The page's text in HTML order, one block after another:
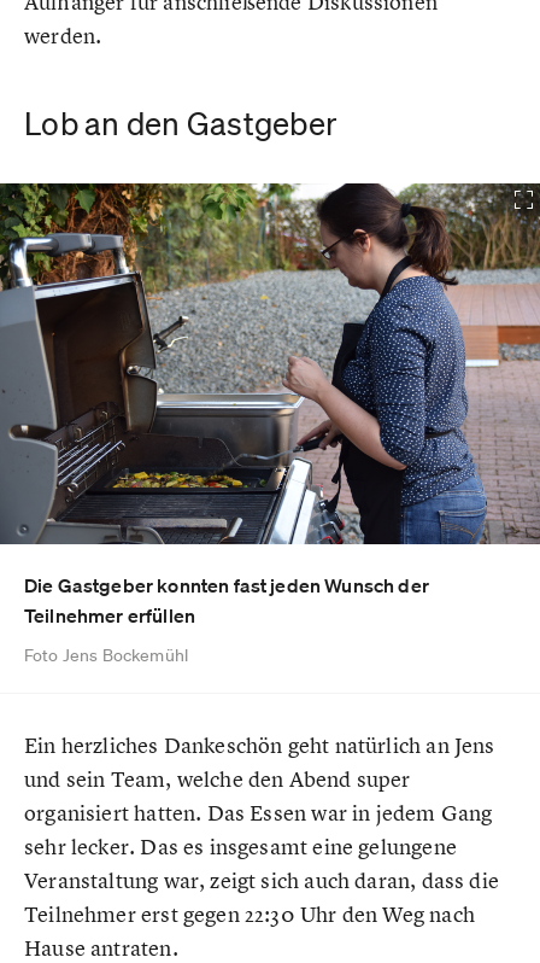
werden.
Lob an den Gastgeber
Die Gastgeber konnten fast jeden Wunsch der
Teilnehmer erfüllen
Foto Jens Bockemühl
Ein herzliches Dankeschön geht natürlich an Jens
und sein Team, welche den Abend super
organisiert hatten. Das Essen war in jedem Gang
sehr lecker. Das es insgesamt eine gelungene
Veranstaltung war, zeigt sich auch daran, dass die
Teilnehmer erst gegen 22:30 Uhr den Weg nach
Hause antraten.